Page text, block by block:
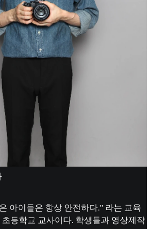
아이들은 항상 안전하다." 라는 교육
등학교 교사이다. 학생들과 영상제작